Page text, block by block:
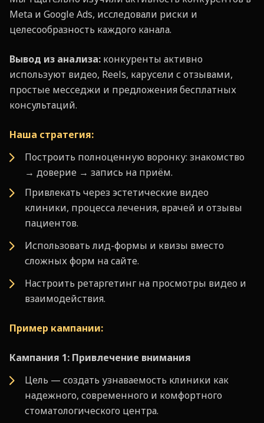
Meta и Google Ads, исследовали риски и
целесообразность каждого канала.
Вывод из анализа: конкуренты активно
используют видео, Reels, карусели с отзывами,
простые месседжи и предложения бесплатных
консультаций.
Наша стратегия:
Построить полноценную воронку: знакомство
→ доверие → запись на приём.
Привлекать через эстетические видео
клиники, процесса лечения, врачей и отзывы
пациентов.
Использовать лид-формы и квизы вместо
сложных форм на сайте.
Настроить ретаргетинг на просмотры видео и
взаимодействия.
Пример кампании:
Кампания 1: Привлечение внимания
Цель — создать узнаваемость клиники как
надежного, современного и комфортного
стоматологического центра.